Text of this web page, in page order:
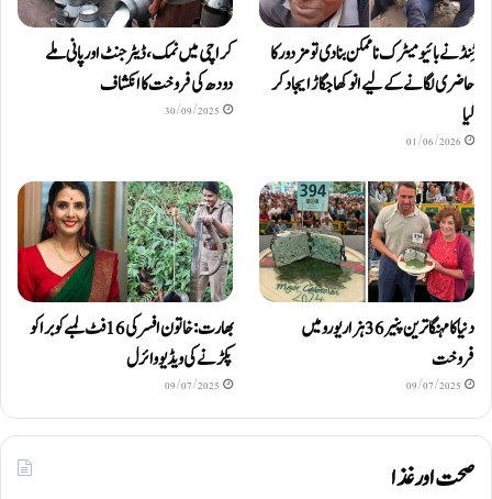
ٹِنڈ نے بائیومیٹرک ناممکن بنا دی تو مزدور کا
حاضری لگانے کے لیے انوکھا جگاڑ ایجاد کر
لیا
01/06/2026
کراچی میں نمک، ڈیٹرجنٹ اور پانی ملے
دودھ کی فروخت کا انکشاف
30/09/2025
دنیا کا مہنگا ترین پنیر 36 ہزار یورو میں
فروخت
09/07/2025
بھارت: خاتون افسر کی 16 فٹ لمبے کوبرا کو
پکڑنے کی ویڈیو وائرل
09/07/2025
صحت اور غذا